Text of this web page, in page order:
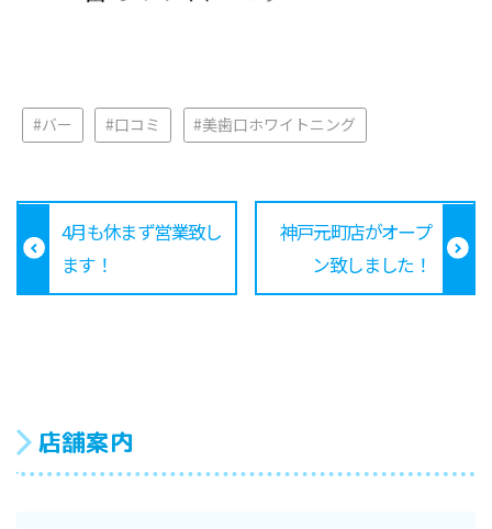
#バー #口コミ #美歯口ホワイトニング
4月も休まず営業致し
ます！
神戸元町店がオープ
ン致しました！
店舗案内